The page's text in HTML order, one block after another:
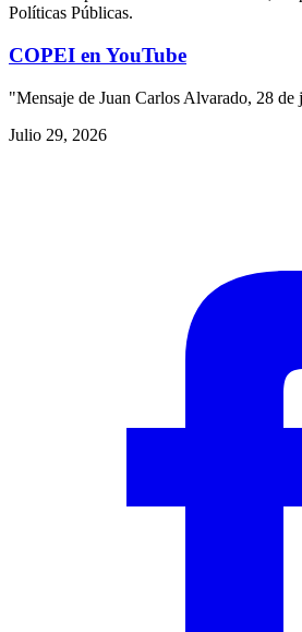
Políticas Públicas.
COPEI en YouTube
"Mensaje de Juan Carlos Alvarado, 28
Julio 29, 2026